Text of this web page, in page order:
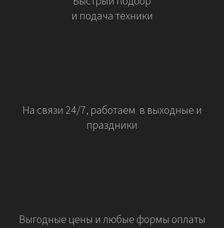
и подача техники
На связи 24/7, работаем в выходные и
праздники
Выгодные цены и любые формы оплаты